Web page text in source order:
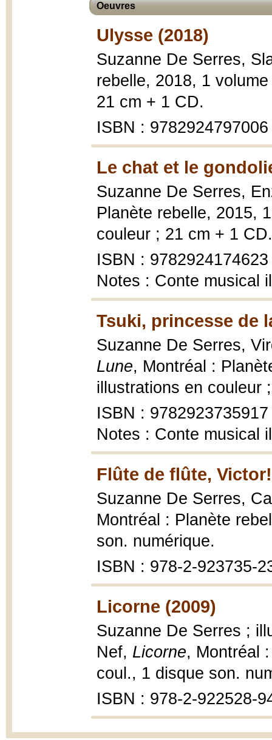
Oeuvres
Ulysse (2018)
Suzanne De Serres,
rebelle, 2018, 1
21 cm + 1 CD.
ISBN : 9782924797006
Le chat et le
Suzanne De Serres,
Planète rebelle, 2015,
couleur ; 21 cm + 1 CD.
ISBN : 9782924174623
Notes : Conte musical
Tsuki, princesse de
Suzanne De Serres,
Lune, Montréal :
illustrations en couleur
ISBN : 9782923735917
Notes : Conte musical
Flûte de flûte,
Suzanne De Serres,
Montréal : Planète
son. numérique.
ISBN : 978-2-923735-
Licorne (2009)
Suzanne De Serres ;
Nef, Licorne, Montréal
coul., 1 disque son.
ISBN : 978-2-922528-